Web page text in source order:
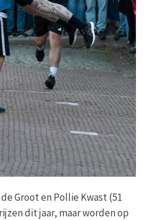
Groot en Pollie Kwast (51
dit jaar, maar worden op